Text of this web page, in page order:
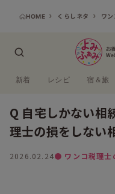
HOME くらしネタ ワ
新着 レシピ 宿＆旅
Q 自宅しかない
理士の損をしない
2026.02.24● ワンコ税理士